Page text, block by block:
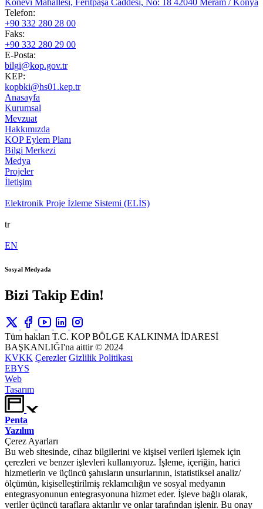
Konevi Mahallesi, Feritpaşa Caddesi, No: 18 42040 Meram / Konya
Telefon:
+90 332 280 28 00
Faks:
+90 332 280 29 00
E-Posta:
bilgi@kop.gov.tr
KEP:
kopbki@hs01.kep.tr
Anasayfa
Kurumsal
Mevzuat
Hakkımızda
KOP Eylem Planı
Bilgi Merkezi
Medya
Projeler
İletişim
Elektronik Proje İzleme Sistemi (ELİS)
tr
EN
Sosyal Medyada
Bizi Takip Edin!
Tüm hakları T.C. KOP BÖLGE KALKINMA İDARESİ
BAŞKANLIĞI'na aittir © 2024
KVKK Çerezler Gizlilik Politikası
EBYS
Web
Tasarım
Penta
Yazılım
Çerez Ayarları
Bu web sitesinde, cihaz bilgilerini ve kişisel verileri işlemek için
çerezleri ve benzer işlevleri kullanıyoruz. İşleme, içeriğin, harici
hizmetlerin ve üçüncü şahısların unsurlarının, istatistiksel analiz/
ölçümün, kişiselleştirilmiş reklamcılığın ve sosyal medyanın
entegrasyonunun entegrasyonuna hizmet eder. İşleve bağlı olarak,
veriler üçüncü taraflara aktarılır ve onlar tarafından işlenir. Bu onay